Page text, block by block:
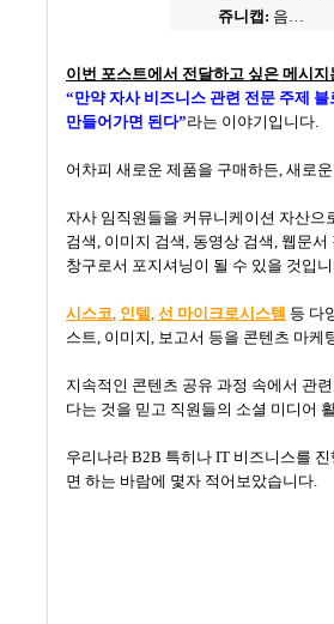
쥬니캡: 음…
이번 포스트에서 전달하고 싶은 메시
“만약 자사 비즈니스 관련 전문 주제
만들어가면 된다”라는 이야기입니다.
어차피 새로운 제품을 구매하든, 새로
자사 임직원들을 커뮤니케이션 자산으
검색, 이미지 검색, 동영상 검색, 웹문서
창구로서 포지셔닝이 될 수 있을 것입
시스코, 인텔 , 선 마이크로시스템 등 다
스트, 이미지, 보고서 등을 콘텐츠 마케
지속적인 콘텐츠 공유 과정 속에서 관
다는 것을 믿고 직원들의 소셜 미디어
우리나라 B2B 특히나 IT 비즈니스를
면 하는 바람에 몇자 적어보았습니다.